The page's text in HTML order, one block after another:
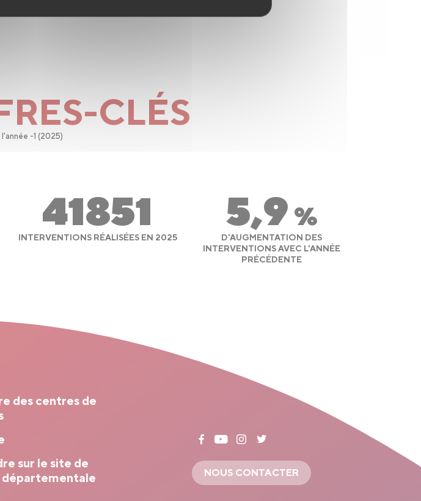
CLÉS
-1 (2025)
41851
INTERVENTIONS RÉALISÉES EN 2025
5,9 %
D'AUGMENTATION DES
INTERVENTIONS AVEC L'ANNÉE
PRÉCÉDENTE
des centres de
sur le site de
départementale
NOUS CONTACTER